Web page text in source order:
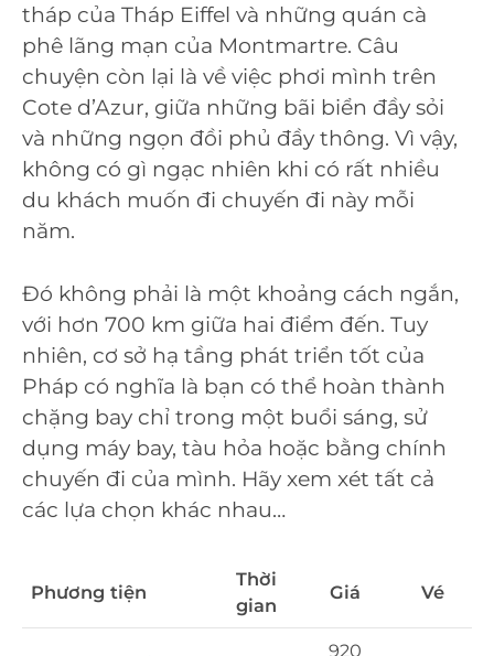
tháp của Tháp Eiffel và những quán cà
phê lãng mạn của Montmartre. Câu
chuyện còn lại là về việc phơi mình trên
Cote d’Azur, giữa những bãi biển đầy sỏi
và những ngọn đồi phủ đầy thông. Vì vậy,
không có gì ngạc nhiên khi có rất nhiều
du khách muốn đi chuyến đi này mỗi
năm.
Đó không phải là một khoảng cách ngắn,
với hơn 700 km giữa hai điểm đến. Tuy
nhiên, cơ sở hạ tầng phát triển tốt của
Pháp có nghĩa là bạn có thể hoàn thành
chặng bay chỉ trong một buổi sáng, sử
dụng máy bay, tàu hỏa hoặc bằng chính
chuyến đi của mình. Hãy xem xét tất cả
các lựa chọn khác nhau…
Phương tiện
Thời
gian
Giá Vé
920